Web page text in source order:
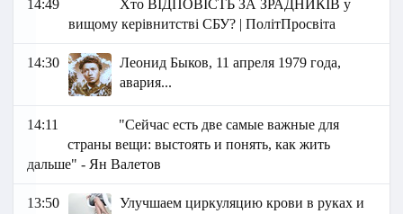
14:49
Хто ВІДПОВІСТЬ ЗА ЗРАДНИКІВ у
вищому керівнитстві СБУ? | ПолітПросвіта
14:30
Леонид Быков, 11 апреля 1979 года,
авария...
14:11
"Сейчас есть две самые важные для
страны вещи: выстоять и понять, как жить
дальше" - Ян Валетов
13:50
Улучшаем циркуляцию крови в руках и